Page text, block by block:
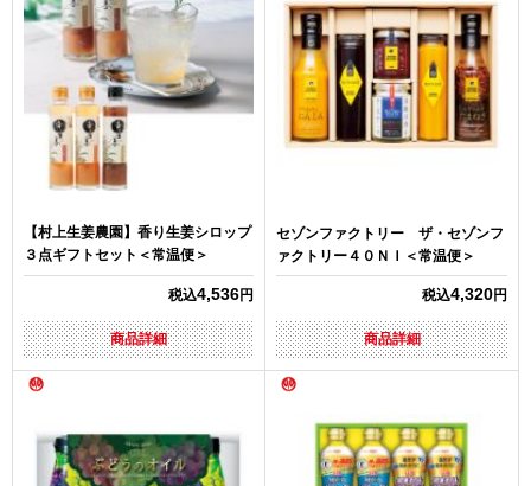
【村上生姜農園】香り生姜シロップ
３点ギフトセット＜常温便＞
税込4,536円
商品詳細
セゾンファクトリー ザ・セゾンフ
ァクトリー４０ＮＩ＜常温便＞
税込4,320円
商品詳細